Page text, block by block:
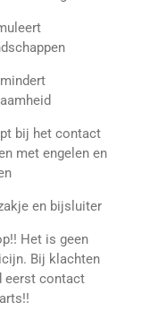
bij het contact
met engelen en
en bijsluiter
Het is geen
Bij klachten
eerst contact